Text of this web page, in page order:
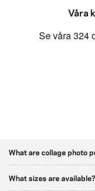
Våra
What are collage photo
What sizes are available?